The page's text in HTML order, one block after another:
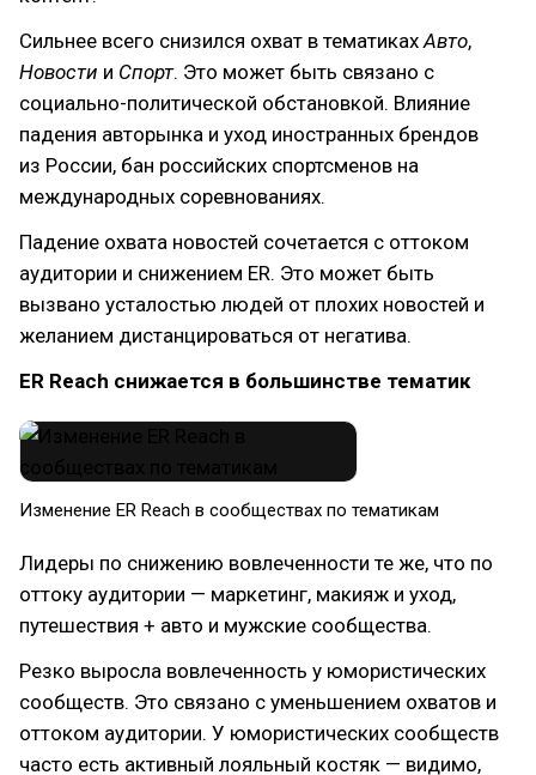
Сильнее всего снизился охват в тематикахАвто,
Новости и Спорт. Это может быть связано с
социально-политической обстановкой. Влияние
падения авторынка и уход иностранных брендов
из России, бан российских спортсменов на
международных соревнованиях.
Падение охвата новостей сочетается с оттоком
аудитории и снижением ER. Это может быть
вызвано усталостью людей от плохих новостей и
желанием дистанцироваться от негатива.
ER Reach снижается в большинстве тематик
Изменение ER Reach в сообществах по тематикам
Лидеры по снижению вовлеченности те же, что по
оттоку аудитории — маркетинг, макияж и уход,
путешествия + авто и мужские сообщества.
Резко выросла вовлеченность у юмористических
сообществ. Это связано с уменьшением охватов и
оттоком аудитории. У юмористических сообществ
часто есть активный лояльный костяк — видимо,